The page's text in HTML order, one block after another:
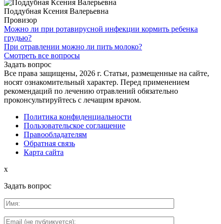
Поддубная Ксения Валерьевна
Провизор
Можно ли при ротавирусной инфекции кормить ребенка
грудью?
При отравлении можно ли пить молоко?
Смотреть все вопросы
Задать вопрос
Все права защищены, 2026 г. Статьи, размещенные на сайте,
носят ознакомительный характер. Перед применением
рекомендаций по лечению отравлений обязательно
проконсультируйтесь с лечащим врачом.
Политика конфиденциальности
Пользовательское соглашение
Правообладателям
Обратная связь
Карта сайта
x
Задать вопрос